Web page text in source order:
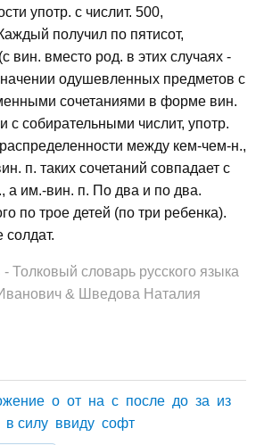
употр. с числит. 500,
получил по пятисот,
вин. вместо род. в этих случаях -
одушевленных предметов с
сочетаниями в форме вин.
с собирательными числит, употр.
между кем-чем-н.,
п. таких сочетаний совпадает с
а им.-вин. п. По два и по два.
по трое детей (по три ребенка).
солдат.
Толковый словарь русского языка
& Шведова Наталия
о от на с после до за из
в силу ввиду софт